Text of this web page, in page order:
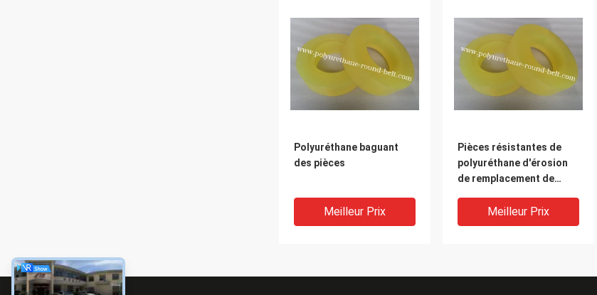
Polyuréthane baguant
des pièces
Meilleur Prix
Pièces résistantes de
polyuréthane d'érosion
de remplacement de
d'injectionMeilleur Prix